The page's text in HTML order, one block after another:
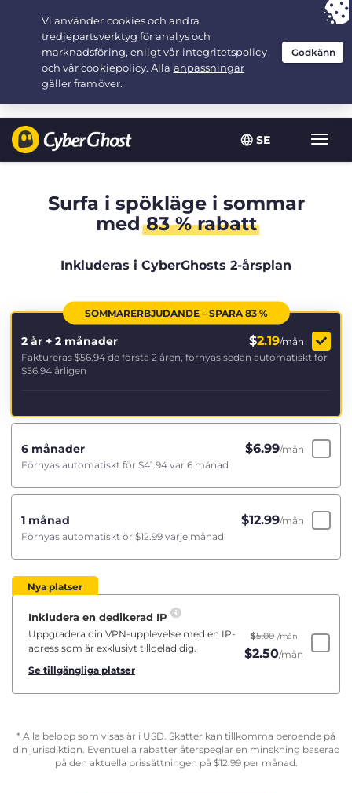
SE
Växla
Your choice:The Best Dealfor 2.1666666666667-years at $
/month
Surfa i spökläge i sommar
med83 % rabatt
Inkluderas i CyberGhosts 2-årsplan
SOMMARERBJUDANDE – SPARA 83 %
2 år + 2 månader $2.19/mån
Faktureras $56.94 de första 2 åren, förnyas sedan automatiskt för
$56.94 årligen
6 månader $6.99/mån
Förnyas automatiskt för $41.94 var 6 månad
1 månad $12.99/mån
Förnyas automatiskt ör $12.99 varje månad
Nya platser
Inkludera en dedikerad IP
Uppgradera din VPN-upplevelse med en IP-
adress som är exklusivt tilldelad dig.
Se tillgängliga platser
$5.00 /mån
$2.50/mån
* Alla belopp som visas är i USD. Skatter kan tillkomma beroende på
din jurisdiktion. Eventuella rabatter återspeglar en minskning baserad
på den aktuella prissättningen på $12.99per månad.